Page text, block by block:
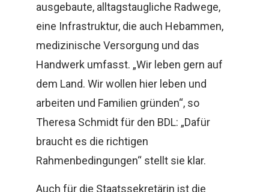
ausgebaute, alltagstaugliche Radwege,
eine Infrastruktur, die auch Hebammen,
medizinische Versorgung und das
Handwerk umfasst. „Wir leben gern auf
dem Land. Wir wollen hier leben und
arbeiten und Familien gründen“, so
Theresa Schmidt für den BDL: „Dafür
braucht es die richtigen
Rahmenbedingungen“ stellt sie klar.
Auch für die Staatssekretärin ist die